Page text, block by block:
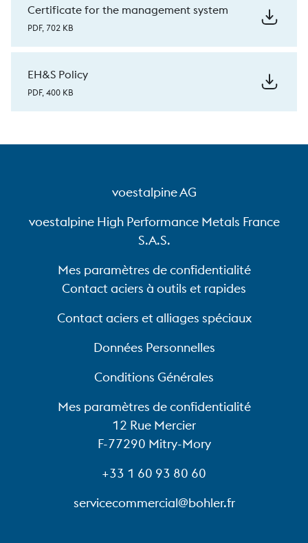
Certificate for the management system
PDF, 702 KB
EH&S Policy
PDF, 400 KB
voestalpine AG
voestalpine High Performance Metals France
S.A.S.
Mes paramètres de confidentialité
Contact aciers à outils et rapides
Contact aciers et alliages spéciaux
Données Personnelles
Conditions Générales
Mes paramètres de confidentialité
12 Rue Mercier
F-77290 Mitry-Mory
+33 1 60 93 80 60
servicecommercial@bohler.fr